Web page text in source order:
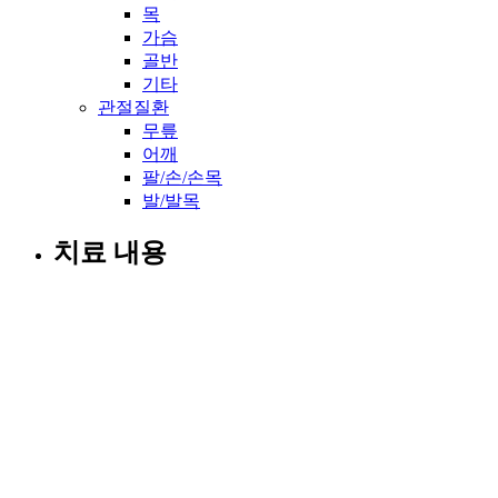
목
가슴
골반
기타
관절질환
무릎
어깨
팔/손/손목
발/발목
치료 내용